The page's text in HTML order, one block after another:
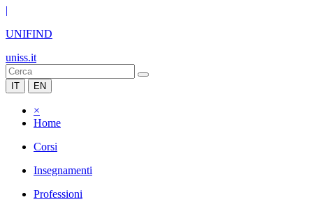
|
UNIFIND
uniss.it
IT EN
×
Home
Corsi
Insegnamenti
Professioni